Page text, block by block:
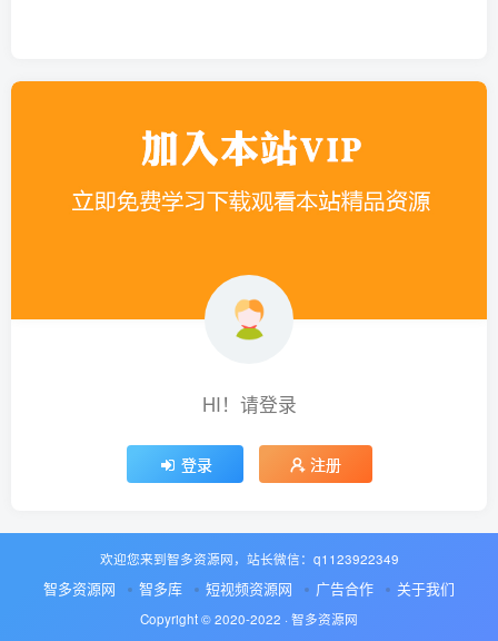
HI！请登录
登录 注册
欢迎您来到智多资源网，站长微信：q1123922349
智多资源网 智多库 短视频资源网 广告合作 关于我们
Copyright © 2020-2022 · 智多资源网